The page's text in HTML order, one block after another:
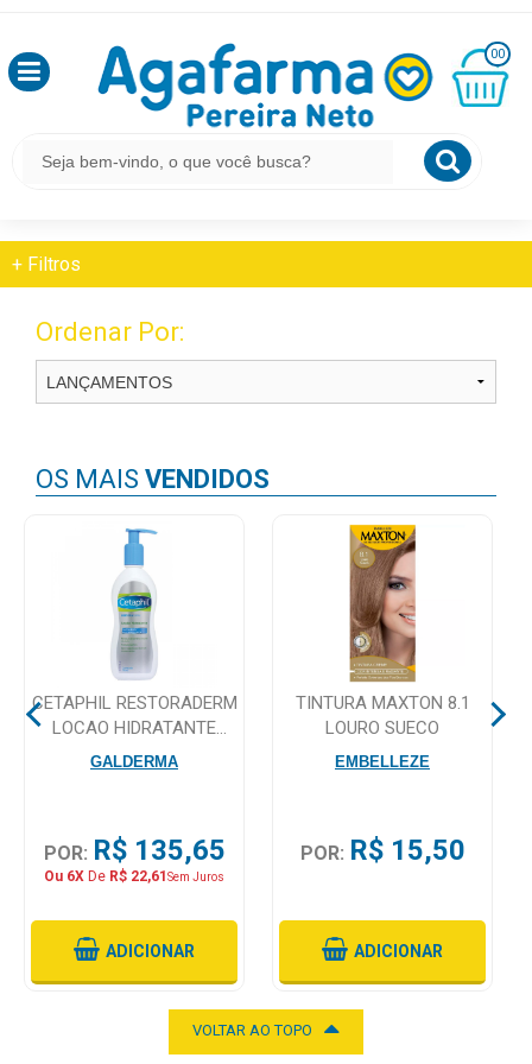
,
SEJA
LOGIN
&
MEUS
TODOS
DEPARTAMENTOS
Cuidado
Adulto
Dermocosméticos
Dieta
00
R$
0,00
MONITOR DE PRESSÃO
+ Filtros
Ordenar Por:
OS MAIS VENDIDOS
CETAPHIL RESTORADERM
LOCAO HIDRATANTE
295ML
GALDERMA
POR: R$ 135,65
Ou 6X De R$ 22,61 Sem Juros
ADICIONAR
TINTURA MAXTON 8.1
LOURO SUECO
EMBELLEZE
POR: R$ 15,50
ADICIONAR
VOLTAR AO TOPO